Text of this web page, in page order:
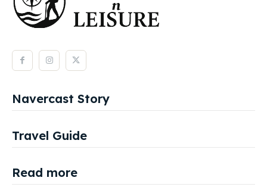
Navercast Story
Travel Guide
Read more